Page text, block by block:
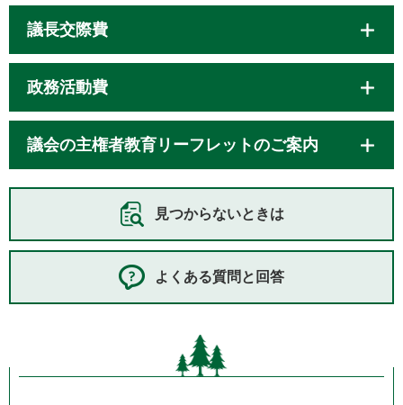
議長交際費
政務活動費
議会の主権者教育リーフレットのご案内
見つからないときは
よくある質問と回答